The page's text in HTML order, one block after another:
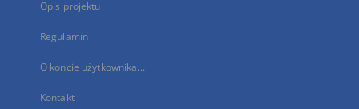
Opis projektu
Regulamin
O koncie użytkownika...
Kontakt